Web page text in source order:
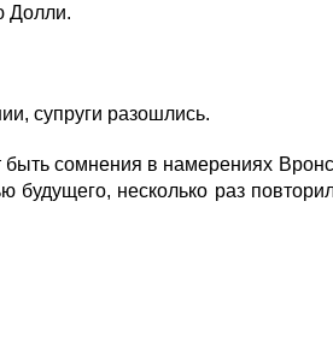
Долли.
супруги разошлись.
сомнения в намерениях
будущего, несколько раз